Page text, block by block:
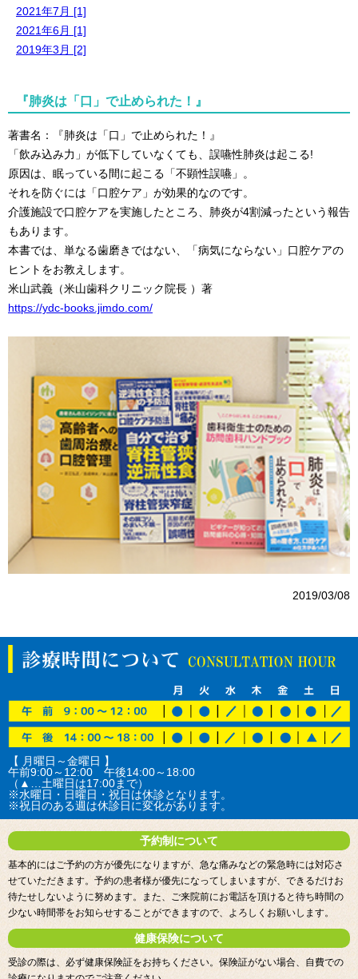
2021年7月 [1]
2021年6月 [1]
2019年3月 [2]
『肺炎は「口」で止められた！』
著書名：『肺炎は「口」で止められた！』
「飲み込み力」が低下していなくても、誤嚥性肺炎は起こる!
原因は、眠っている間に起こる「不顕性誤嚥」。
それを防ぐには「口腔ケア」が効果的なのです。
介護施設で口腔ケアを実施したところ、肺炎が4割減ったという報告
もあります。
本書では、単なる歯磨きではない、「病気にならない」口腔ケアの
ヒントをお教えします。
米山武義（米山歯科クリニック院長 ）著
https://ydc-books.jimdo.com/
2019/03/08
【 月曜日～金曜日 】
午前9:00～12:00 午後14:00～18:00
（▲…土曜日は17:00まで）
※水曜日・日曜日・祝日は休診となります。
※祝日のある週は休診日に変化があります。
予約制について
基本的にはご予約の方が優先になりますが、急な痛みなどの緊急時には対応さ
せていただきます。予約の患者様が優先になってしまいますが、できるだけお
待たせしないように努めます。また、ご来院前にお電話を頂けると待ち時間の
少ない時間帯をお知らせすることができますので、よろしくお願いします。
健康保険について
受診の際は、必ず健康保険証をお持ちください。保険証がない場合、自費での